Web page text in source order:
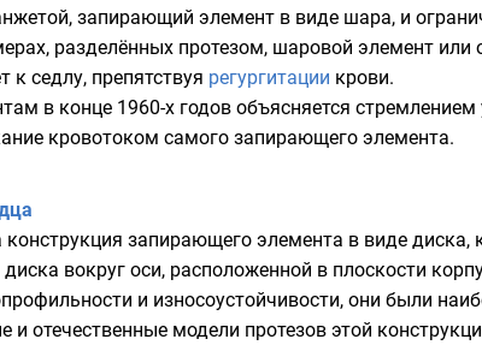
запирающий элемент в виде шара, и
разделённых протезом, шаровой элемент или
седлу, препятствуя регургитации крови.
в конце 1960-х годов объясняется
кровотоком самого запирающего элемента.
запирающего элемента в виде
вокруг оси, расположенной в плоскости
и износоустойчивости, они были
отечественные модели протезов этой